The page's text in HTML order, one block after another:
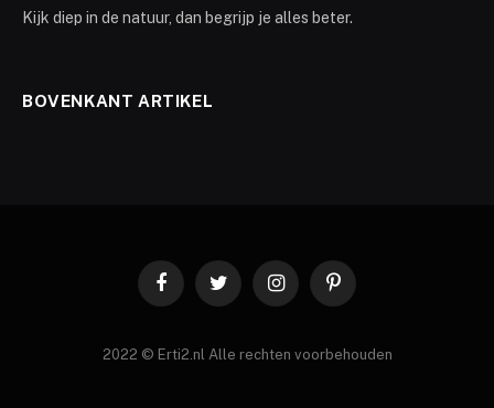
Kijk diep in de natuur, dan begrijp je alles beter.
BOVENKANT ARTIKEL
FacebookTwitter InstagramPinterest
2022 © Erti2.nl Alle rechten voorbehouden